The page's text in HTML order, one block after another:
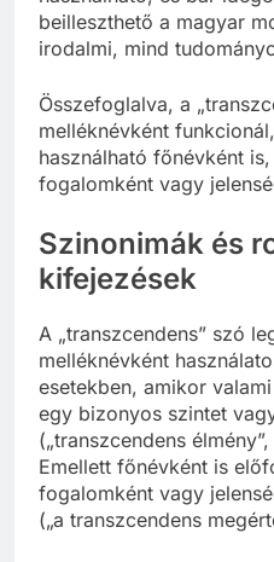
beilleszthető a magyar
irodalmi, mind
Összefoglalva, a
melléknévként
használható főnévként
fogalomként vagy
Szinonimák és
kifejezések
A „transzcendens” szó
melléknévként
esetekben, amikor
egy bizonyos szintet
(„transzcendens
Emellett főnévként is
fogalomként vagy
(„a transzcendens